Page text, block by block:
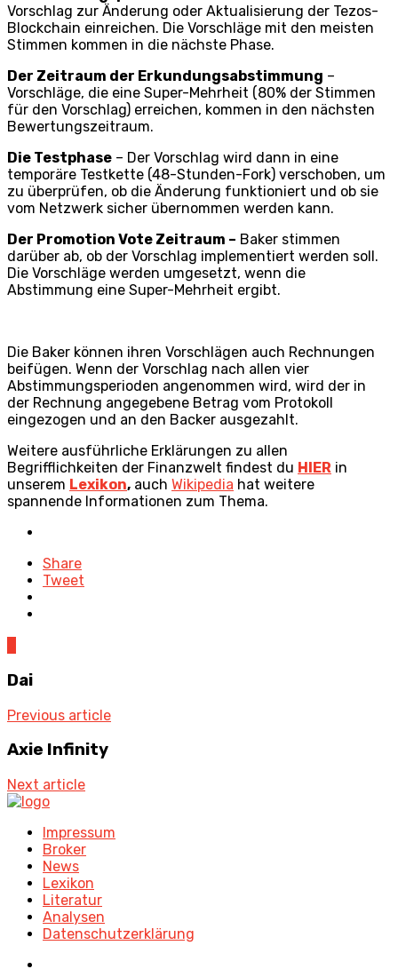
Vorschlag zur Änderung oder Aktualisierung der Tezos-
Blockchain einreichen. Die Vorschläge mit den meisten
Stimmen kommen in die nächste Phase.
Der Zeitraum der Erkundungsabstimmung –
Vorschläge, die eine Super-Mehrheit (80% der Stimmen
für den Vorschlag) erreichen, kommen in den nächsten
Bewertungszeitraum.
Die Testphase – Der Vorschlag wird dann in eine
temporäre Testkette (48-Stunden-Fork) verschoben, um
zu überprüfen, ob die Änderung funktioniert und ob sie
vom Netzwerk sicher übernommen werden kann.
Der Promotion Vote Zeitraum – Baker stimmen
darüber ab, ob der Vorschlag implementiert werden soll.
Die Vorschläge werden umgesetzt, wenn die
Abstimmung eine Super-Mehrheit ergibt.
Die Baker können ihren Vorschlägen auch Rechnungen
beifügen. Wenn der Vorschlag nach allen vier
Abstimmungsperioden angenommen wird, wird der in
der Rechnung angegebene Betrag vom Protokoll
eingezogen und an den Backer ausgezahlt.
Weitere ausführliche Erklärungen zu allen
Begrifflichkeiten der Finanzwelt findest du HIER in
unserem Lexikon, auch Wikipedia hat weitere
spannende Informationen zum Thema.
Share
Tweet
Dai
Previous article
Axie Infinity
Next article
Impressum
Broker
News
Lexikon
Literatur
Analysen
Datenschutzerklärung